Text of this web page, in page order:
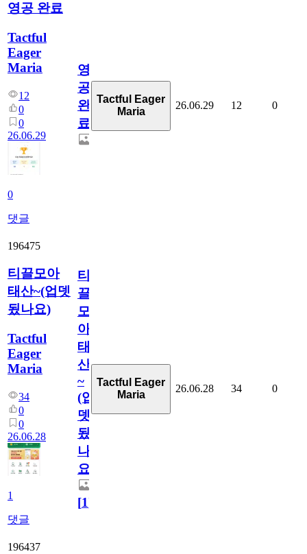
영공 완료
Tactful
Eager
Maria
12
0
0
26.06.29
0
댓글
영
공
완
료
Tactful Eager
Maria
26.06.29 12 0
196475
티끌모아
태산~(업뎃
됬나요)
Tactful
Eager
Maria
34
0
0
26.06.28
1
댓글
티
끌
모
아
태
산
~
(업
뎃
됬
나
요)
[1]
Tactful Eager
Maria
26.06.28 34 0
196437